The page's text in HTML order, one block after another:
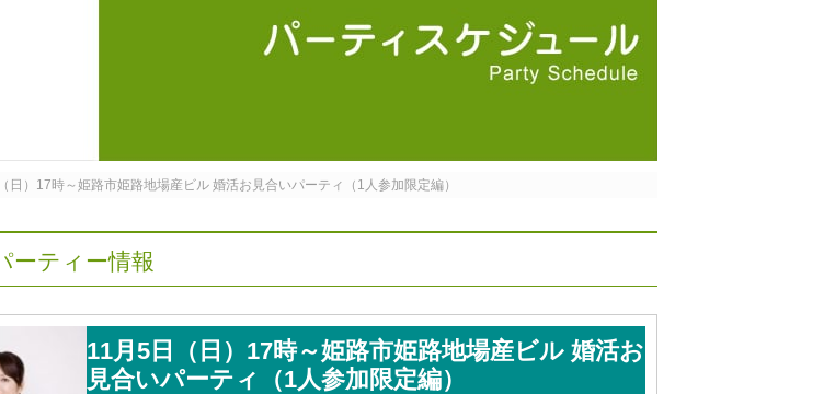
日）17時～姫路市姫路地場産ビル 婚活お見合いパーティ（1人参加限定編）
ティー情報
11月5日（日）17時～姫路市姫路地場産ビル 婚活お
見合いパーティ（1人参加限定編）